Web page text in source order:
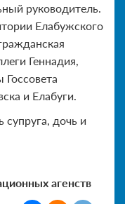
руководитель.
Елабужского
Геннадия,
и Елабуги.
супруга, дочь и
агенств